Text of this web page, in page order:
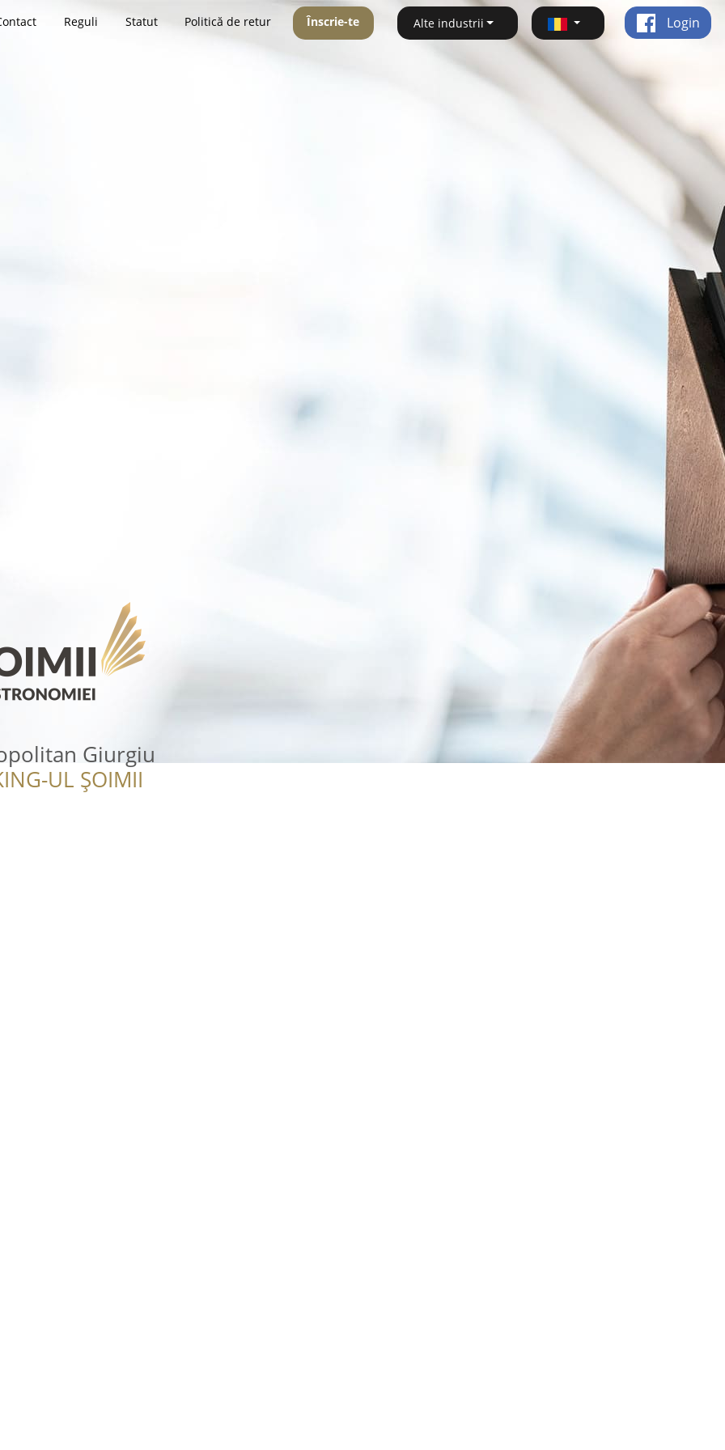
Reguli Statut Politică de retur Înscrie-te Alte industrii Login
Giurgiu
UL ȘOIMII